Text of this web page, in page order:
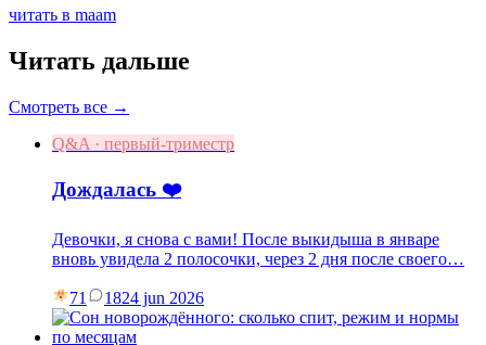
читать в maam
Читать дальше
Смотреть все →
Q&A · первый-триместр
Дождалась ❤️
Девочки, я снова с вами! После выкидыша в январе
вновь увидела 2 полосочки, через 2 дня после своего…
71 1824 jun 2026